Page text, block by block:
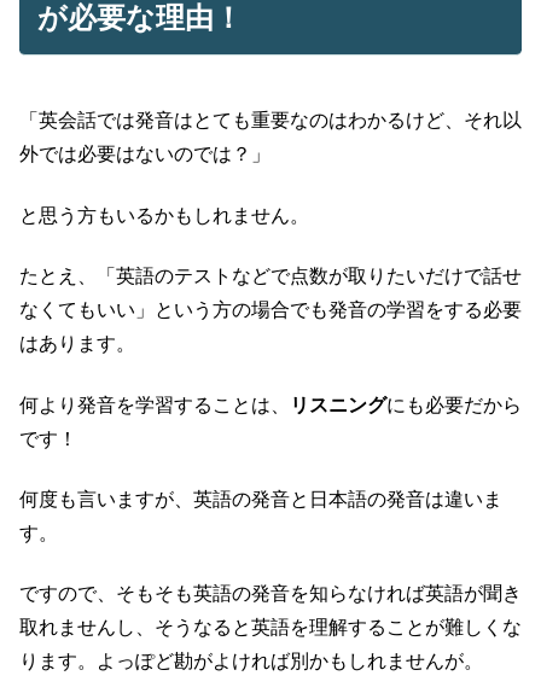
が必要な理由！
「英会話では発音はとても重要なのはわかるけど、それ以
外では必要はないのでは？」
と思う方もいるかもしれません。
たとえ、「英語のテストなどで点数が取りたいだけで話せ
なくてもいい」という方の場合でも発音の学習をする必要
はあります。
何より発音を学習することは、 リスニングにも必要だから
です！
何度も言いますが、英語の発音と日本語の発音は違いま
す。
ですので、そもそも英語の発音を知らなければ英語が聞き
取れませんし、そうなると英語を理解することが難しくな
ります。よっぽど勘がよければ別かもしれませんが。